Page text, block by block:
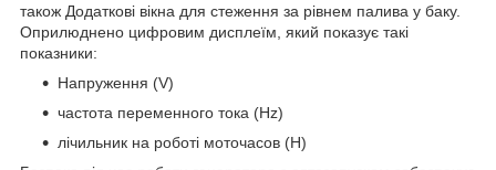
також Додаткові вікна для стеження за рівнем палива у баку.
Оприлюднено цифровим дисплеїм, який показує такі
показники:
Напруження (V)
частота переменного тока (Hz)
лічильник на роботі моточасов (H)